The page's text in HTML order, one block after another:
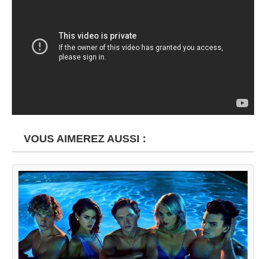
VOUS AIMEREZ AUSSI :